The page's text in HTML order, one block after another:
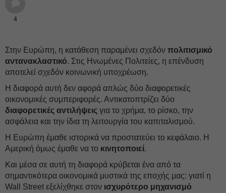
4
Στην Ευρώπη, η κατάθεση παραμένει σχεδόν πολιτισμικό
αντανακλαστικό. Στις Ηνωμένες Πολιτείες, η επένδυση
αποτελεί σχεδόν κοινωνική υποχρέωση.
Η διαφορά αυτή δεν αφορά απλώς δύο διαφορετικές
οικονομικές συμπεριφορές. Αντικατοπτρίζει δύο
διαφορετικές αντιλήψεις για το χρήμα, το ρίσκο, την
ασφάλεια και την ίδια τη λειτουργία του καπιταλισμού.
Η Ευρώπη έμαθε ιστορικά να προστατεύει το κεφάλαιο. Η
Αμερική όμως έμαθε να το κινητοποιεί.
Και μέσα σε αυτή τη διαφορά κρύβεται ένα από τα
σημαντικότερα οικονομικά μυστικά της εποχής μας: γιατί η
Wall Street εξελίχθηκε στον ισχυρότερο μηχανισμό